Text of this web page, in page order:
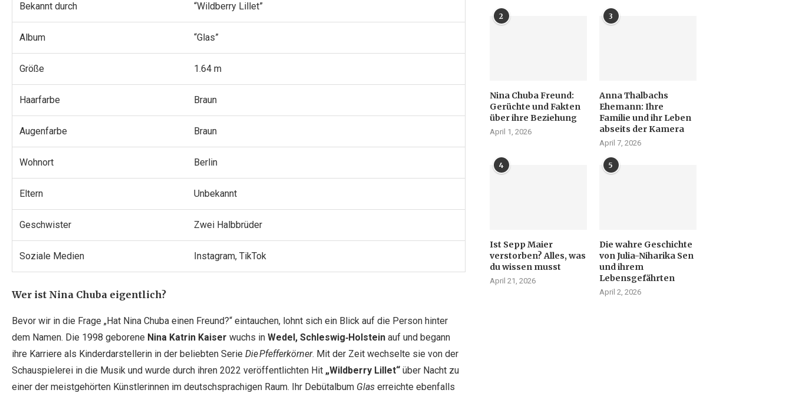
Bekannt durch “Wildberry Lillet”
Album “Glas”
Größe 1.64 m
Haarfarbe Braun
Augenfarbe Braun
Wohnort Berlin
Eltern Unbekannt
Geschwister Zwei Halbbrüder
Soziale Medien Instagram, TikTok
Wer ist Nina Chuba eigentlich?
Bevor wir in die Frage „Hat Nina Chuba einen Freund?“ eintauchen, lohnt sich ein Blick auf die Person hinter
dem Namen. Die 1998 geborene Nina Katrin Kaiser wuchs in Wedel, Schleswig‑Holstein auf und begann
ihre Karriere als Kinderdarstellerin in der beliebten Serie Die Pfefferkörner. Mit der Zeit wechselte sie von der
Schauspielerei in die Musik und wurde durch ihren 2022 veröffentlichten Hit „Wildberry Lillet“ über Nacht zu
einer der meistgehörten Künstlerinnen im deutschsprachigen Raum. Ihr Debütalbum Glas erreichte ebenfalls
2
Nina Chuba Freund:
Gerüchte und Fakten
über ihre Beziehung
April 1, 2026
3
Anna Thalbachs
Ehemann: Ihre
Familie und ihr Leben
abseits der Kamera
April 7, 2026
4
Ist Sepp Maier
verstorben? Alles, was
du wissen musst
April 21, 2026
5
Die wahre Geschichte
von Julia-Niharika Sen
und ihrem
Lebensgefährten
April 2, 2026